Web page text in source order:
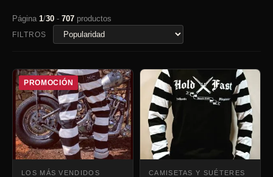
Página 1/30 - 707 productos
FILTROS
PROMOCIÓN
LOS MÁS VENDIDOS CAMISETAS Y SUÉTERES